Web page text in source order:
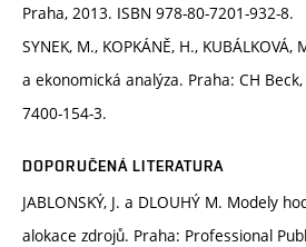
Praha, 2013. ISBN 978-80-7201-932-8.
SYNEK, M., KOPKÁNĚ, H.,
a ekonomická analýza. Praha: CH
7400-154-3.
DOPORUČENÁ LITERATURA
JABLONSKÝ, J. a DLOUHÝ M. Modely
alokace zdrojů. Praha: Professional